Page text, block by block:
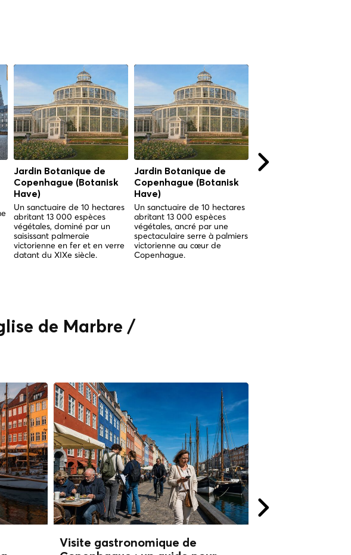
Jardin Botanique de
Copenhague (Botanisk
Have)
Un sanctuaire de 10 hectares
abritant 13 000 espèces
végétales, dominé par un
saisissant palmeraie
victorienne en fer et en verre
datant du XIXe siècle.
Jardin Botanique de
Copenhague (Botanisk
Have)
Un sanctuaire de 10 hectares
abritant 13 000 espèces
végétales, ancré par une
spectaculaire serre à palmiers
victorienne au cœur de
Copenhague.
Torvehallerne
de Marbre /
Visite gastronomique de